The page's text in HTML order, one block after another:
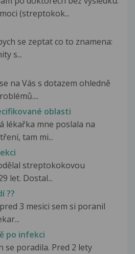
(streptokok...
se zeptat co to znamena:
s...
na Vás s dotazem ohledně
oblasti
lékařka mne poslala na
tam mi...
streptokokovou
let. Dostal...
??
3 mesici sem si poranil
po infekci
se poradila. Pred 2 lety